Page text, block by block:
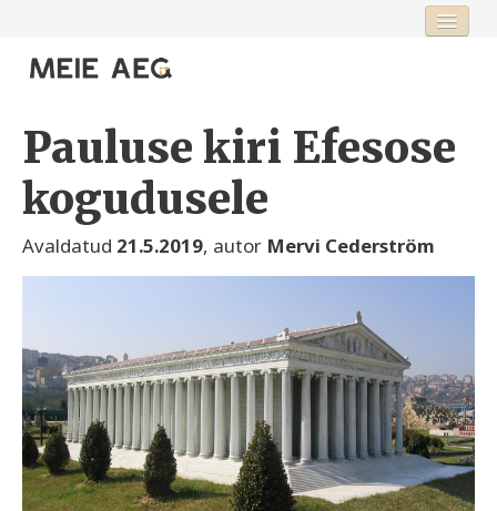
Esileht
Rubriigid
Toimetus
Logi sisse või registreeru
Pauluse kiri Efesose
kogudusele
Avaldatud 21.5.2019, autor Mervi Cederström